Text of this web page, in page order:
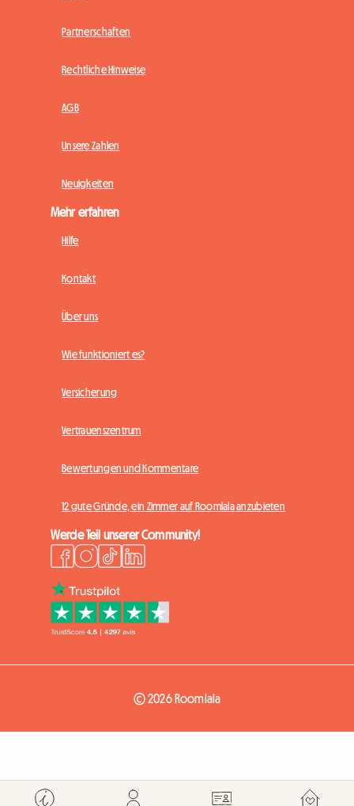
Partnerschaften
Rechtliche Hinweise
AGB
Unsere Zahlen
Neuigkeiten
Mehr erfahren
Hilfe
Kontakt
Über uns
Wie funktioniert es?
Versicherung
Vertrauenszentrum
Bewertungen und Kommentare
12 gute Gründe, ein Zimmer auf Roomlala anzubieten
Werde Teil unserer Community!
© 2026 Roomlala